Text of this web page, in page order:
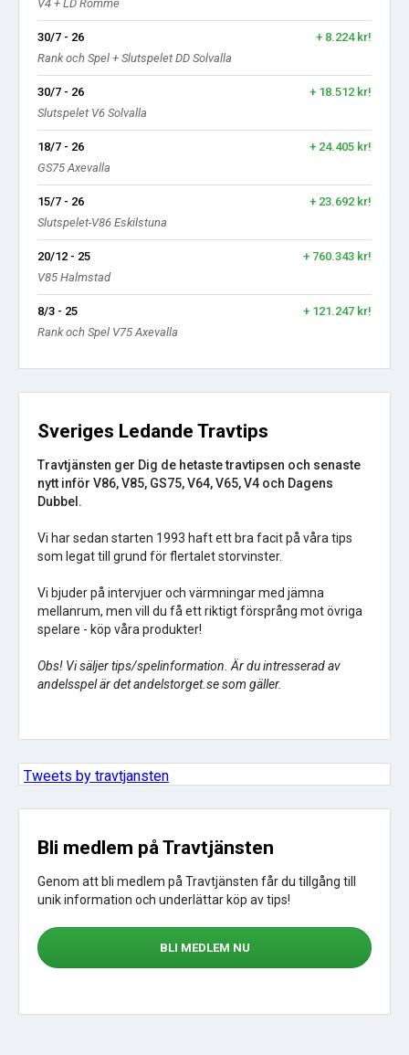
V4 + LD Romme
30/7 - 26
+ 8.224 kr!
Rank och Spel + Slutspelet DD Solvalla
30/7 - 26
+ 18.512 kr!
Slutspelet V6 Solvalla
18/7 - 26
+ 24.405 kr!
GS75 Axevalla
15/7 - 26
+ 23.692 kr!
Slutspelet-V86 Eskilstuna
20/12 - 25
+ 760.343 kr!
V85 Halmstad
8/3 - 25
+ 121.247 kr!
Rank och Spel V75 Axevalla
Sveriges Ledande Travtips
Travtjänsten ger Dig de hetaste travtipsen och senaste
nytt inför V86, V85, GS75, V64, V65, V4 och Dagens
Dubbel.
Vi har sedan starten 1993 haft ett bra facit på våra tips
som legat till grund för flertalet storvinster.
Vi bjuder på intervjuer och värmningar med jämna
mellanrum, men vill du få ett riktigt försprång mot övriga
spelare - köp våra produkter!
Obs! Vi säljer tips/spelinformation. Är du intresserad av
andelsspel är det andelstorget.se som gäller.
Tweets by travtjansten
Bli medlem på Travtjänsten
Genom att bli medlem på Travtjänsten får du tillgång till
unik information och underlättar köp av tips!
BLI MEDLEM NU